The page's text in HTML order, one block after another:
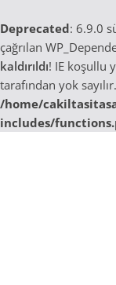
Deprecated: 6.9.0
çağrılan
kaldırıldı! IE koşullu
tarafından yok
/home/
includes/